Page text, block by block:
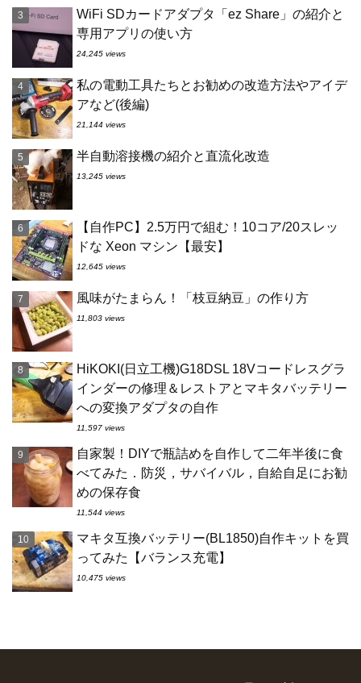
WiFi SDカードアダプタ「ez Share」の紹介と
専用アプリの使い方
24,245 views
私の電動工具たちとお勧めの改造方法やアイデ
アなど(後編)
21,144 views
半自動溶接機の紹介と直流化改造
13,245 views
【自作PC】2.5万円で組む！10コア/20スレッ
ドな Xeon マシン【最安】
12,645 views
風味がたまらん！「枝豆納豆」の作り方
11,803 views
HiKOKI(日立工機)G18DSL 18Vコードレスグラ
インダーの修理＆レストアとマキタバッテリー
への変換アダプタの自作
11,597 views
自家製！DIYで瓶詰めを自作して二年半後に食
べてみた．防災，サバイバル，自給自足にお勧
めの保存食
11,544 views
マキタ互換バッテリー(BL1850)自作キットを買
ってみた【バランス充電】
10,475 views